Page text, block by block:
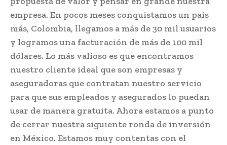
empresa. En pocos meses conquistamos un país
más, Colombia, llegamos a más de 30 mil usuarios
y logramos una facturación de más de 100 mil
dólares. Lo más valioso es que encontramos
nuestro cliente ideal que son empresas y
aseguradoras que contratan nuestro servicio
para que sus empleados y asegurados lo puedan
usar de manera gratuita. Ahora estamos a punto
de cerrar nuestra siguiente ronda de inversión
en México. Estamos muy contentas con el